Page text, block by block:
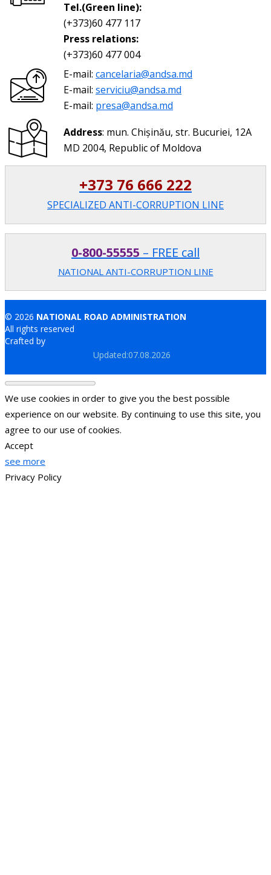
Tel.(Green line):
(+373)60 477 117
Press relations:
(+373)60 477 004
E-mail: cancelaria@andsa.md
E-mail: serviciu@andsa.md
E-mail: presa@andsa.md
Address: mun. Chișinău, str. Bucuriei, 12A
MD 2004, Republic of Moldova
+373 76 666 222
SPECIALIZED ANTI-CORRUPTION LINE
0-800-55555 – FREE call
NATIONAL ANTI-CORRUPTION LINE
© 2026 NATIONAL ROAD ADMINISTRATION
All rights reserved
Crafted by
Updated:07.08.2026
We use cookies in order to give you the best possible
experience on our website. By continuing to use this site, you
agree to our use of cookies.
Accept
see more
Privacy Policy